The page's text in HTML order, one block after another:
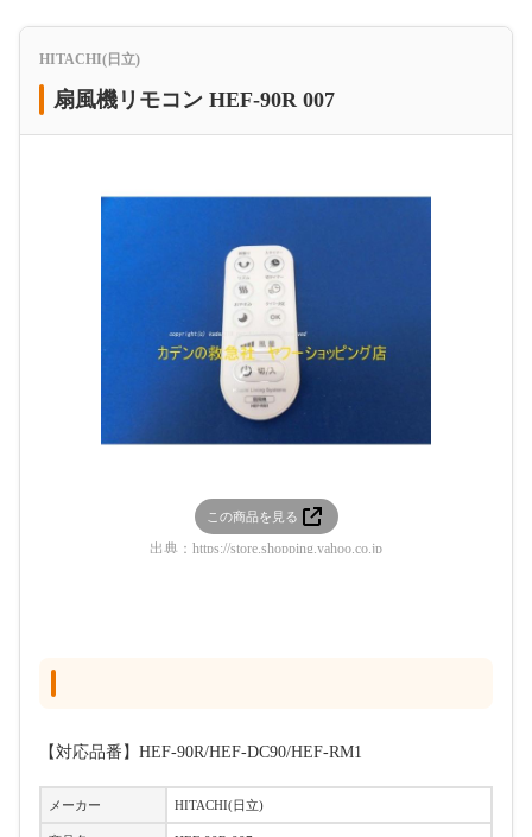
HITACHI(日立)
扇風機リモコン HEF-90R 007
この商品を見る
出典： https://store.shopping.yahoo.co.jp
【対応品番】HEF-90R/HEF-DC90/HEF-RM1
メーカー HITACHI(日立)